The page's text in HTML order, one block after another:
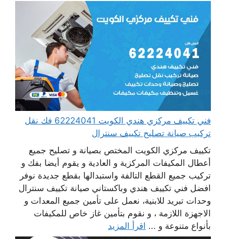
فني تكييف مركزي هندي الكويت 62224041 فك نقل
تركيب صيانة تصليح تكييف سنترال
تكييف مركزي الكويت المختص بصيانة و تصليح جميع
أعطال المكيفات المركزية و العادية و يقوم أيضا بفك و
تركيب جميع القطع التالفة واستبدالها بقطع جديدة نوفر
افضل فني تكييف هندي وباكستاني صيانة تكييف سنترال
وحدات تبريد للابنية، نعمل على تأمين جميع المعدات و
الاجهزة اللازمة ، و نقوم بتأمين غاز خاص للمكيفات
بأنواع متنوعة و ... اقرأ المزيد